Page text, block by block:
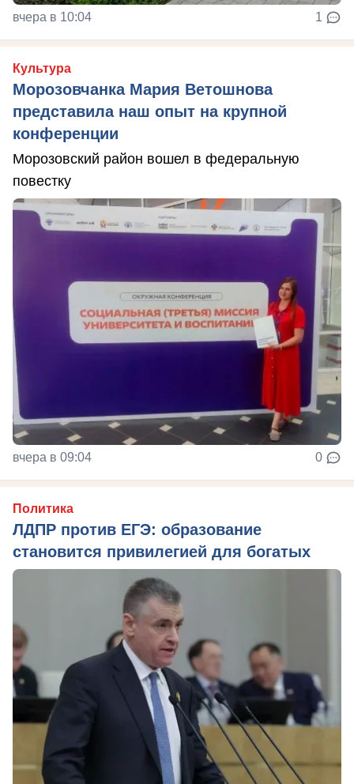
вчера в 10:04 1
Культура
Морозовчанка Мария Ветошнова
представила наш опыт на крупной
конференции
Морозовский район вошел в федеральную
повестку
вчера в 09:04 0
Политика
ЛДПР против ЕГЭ: образование
становится привилегией для богатых